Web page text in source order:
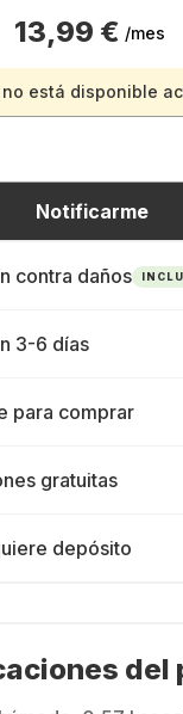
13,99 € /mes
está disponible
Notificarme
contra daños
3-6 días
para comprar
gratuitas
depósito
del